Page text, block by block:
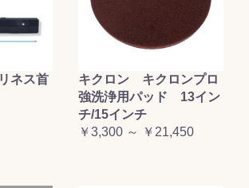
ネス首
キクロン キクロンプロ
強洗浄用パッド 13イン
チ/15インチ
￥3,300 ～ ￥21,450